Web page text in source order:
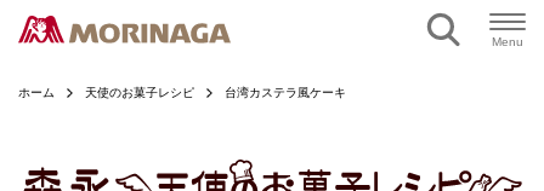
Menu
ホーム 天使のお菓子レシピ 台湾カステラ風ケーキ